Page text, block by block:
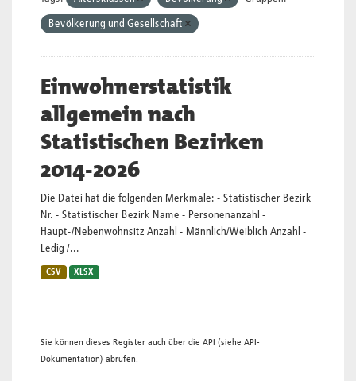
Bevölkerung und Gesellschaft
Einwohnerstatistik
allgemein nach
Statistischen Bezirken
2014-2026
Die Datei hat die folgenden Merkmale: - Statistischer Bezirk
Nr. - Statistischer Bezirk Name - Personenanzahl -
Haupt-/Nebenwohnsitz Anzahl - Männlich/Weiblich Anzahl -
Ledig /...
CSV XLSX
Sie können dieses Register auch über die API (siehe API-
Dokumentation) abrufen.